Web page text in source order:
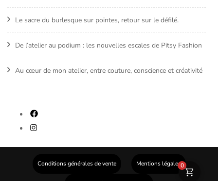
Le sacre du burlesque sur pointes, retour sur le défilé.
De l’atelier au podium : les nouvelles escales de Pitsy Fashion
Au cœur de mon atelier, entre couture, conscience et créativité
Conditions générales de vente Mentions légales0